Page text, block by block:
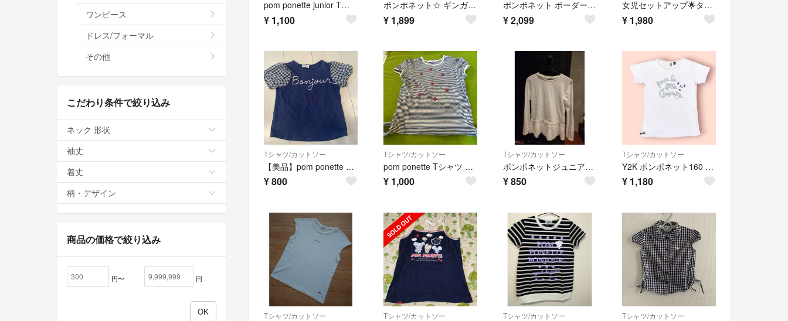
pom ponette junior Tシャツ 165 美品
¥ 1,100
ポンポネット☆ ギンガムチェック カットソー
¥ 1,899
ポンポネット ボーダー カットソー リボン ロゴ 160 通学 普段着 可愛い
¥2,099
女児セットアップ🌟タンクトップ&デニムパンツ
¥ 1,980
Tシャツ/カットソー
【美品】pom ponette 半袖Tシャツ 120cm
¥800
Tシャツ/カットソー
pom ponette Tシャツ 140
¥ 1,000
Tシャツ/カットソー
ポンポネットジュニア 長袖チュニックLサイズ
¥850
Tシャツ/カットソー
Y2K ポンポネット160 夏物 Tシャツ 半袖トップス 00s平成レトロ 女児
¥ 1,180
Tシャツ/カットソー Tシャツ/カットソー Tシャツ/カットソー Tシャツ/カットソー
ワンピース
ドレス/フォーマル
その他
こだわり条件で絞り込み
ネック 形状
袖丈
着丈
柄・デザイン
商品の価格で絞り込み
円〜 円